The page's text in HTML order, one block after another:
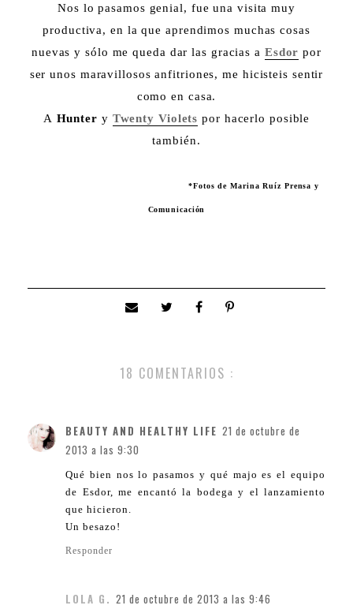
Nos lo pasamos genial, fue una visita muy
productiva, en la que aprendimos muchas cosas
nuevas y sólo me queda dar las gracias a Esdor por
ser unos maravillosos anfitriones, me hicisteis sentir
como en casa.
A Hunter y Twenty Violets por hacerlo posible
también.
*Fotos de Marina Ruíz Prensa y
Comunicación
18 COMENTARIOS :
BEAUTY AND HEALTHY LIFE 21 de octubre de
2013 a las 9:30
Qué bien nos lo pasamos y qué majo es el equipo
de Esdor, me encantó la bodega y el lanzamiento
que hicieron.
Un besazo!
Responder
LOLA G. 21 de octubre de 2013 a las 9:46